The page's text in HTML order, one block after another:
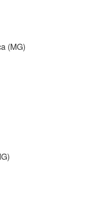
(MG)